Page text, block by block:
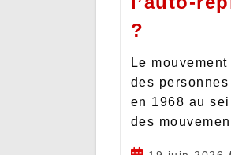
?
Le
des
en 1968 au
des